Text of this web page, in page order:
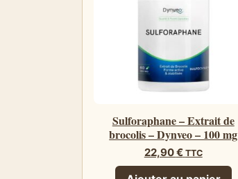
Sulforaphane – Extrait de
brocolis – Dynveo – 100 mg
22,90€ TTC